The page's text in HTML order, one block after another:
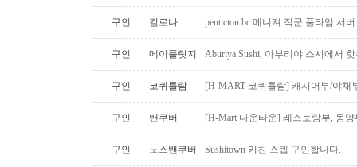
구인 킬로나 penticton bc 메니져 직군 풀타임 서
구인 메이플릿지 Aburiya Sushi, 아부리야 스시에서
구인 코퀴틀람 [H-MART 코퀴틀람] 캐시어부/야채
구인 밴쿠버 [H-Mart 다운타운] 레스토랑부, 동
구인 노스밴쿠버 Sushitown 키친 스텝 구인합니다.